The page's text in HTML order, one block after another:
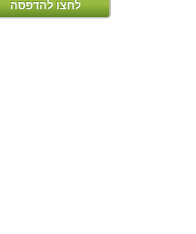
לחצו להדפסה